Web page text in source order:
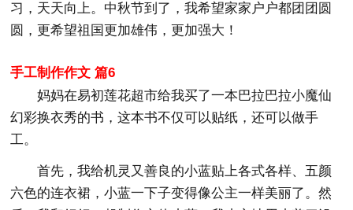
习，天天向上。中秋节到了，我希望家家户户都团团圆
圆，更希望祖国更加雄伟，更加强大！
手工制作作文 篇6
妈妈在易初莲花超市给我买了一本巴拉巴拉小魔仙
幻彩换衣秀的书，这本书不仅可以贴纸，还可以做手
工。
首先，我给机灵又善良的小蓝贴上各式各样、五颜
六色的连衣裙，小蓝一下子变得像公主一样美丽了。然